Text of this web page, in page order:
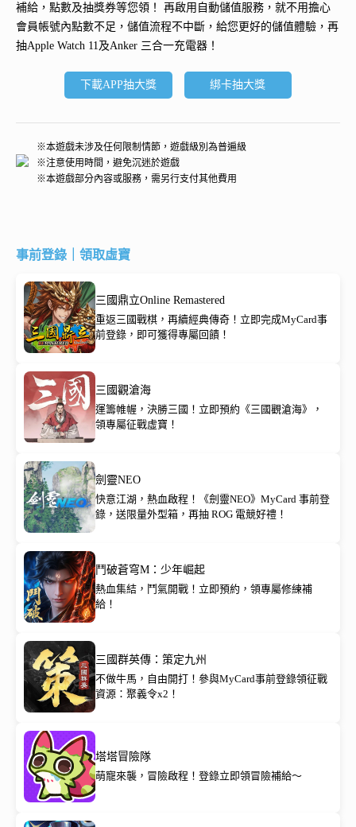
補給，點數及抽獎券等您領！ 再啟用自動儲值服務 ，就不用擔心
會員帳號內點數不足，儲值流程不中斷，給您更好的儲值體驗，再
抽Apple Watch 11及Anker 三合一充電器 ！
下載APP抽大獎 綁卡抽大獎
※本遊戲未涉及任何限制情節，遊戲級別為普遍級
※注意使用時間，避免沉迷於遊戲
※本遊戲部分內容或服務，需另行支付其他費用
事前登錄｜領取虛寶
三國鼎立Online Remastered
重返三國戰棋，再續經典傳奇！立即完成MyCard事
前登錄，即可獲得專屬回饋！
三國觀滄海
運籌帷幄，決勝三國！立即預約《三國觀滄海》，
領專屬征戰虛寶！
劍靈NEO
快意江湖，熱血啟程！《劍靈NEO》MyCard 事前登
錄，送限量外型箱，再抽 ROG 電競好禮！
鬥破蒼穹M：少年崛起
熱血集結，鬥氣開戰！立即預約，領專屬修練補
給！
三國群英傳：策定九州
不做牛馬，自由開打！參與MyCard事前登錄領征戰
資源：聚義令x2！
塔塔冒險隊
萌寵來襲，冒險啟程！登錄立即領冒險補給～